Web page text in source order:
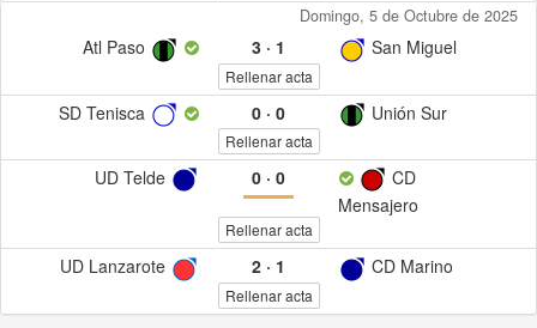
Domingo, 5 de Octubre de 2025
Atl Paso 3· 1 San Miguel
Rellenar acta
SD Tenisca 0· 0 Unión Sur
Rellenar acta
UD Telde 0· 0
CD
Mensajero
Rellenar acta
UD Lanzarote 2· 1 CD Marino
Rellenar acta